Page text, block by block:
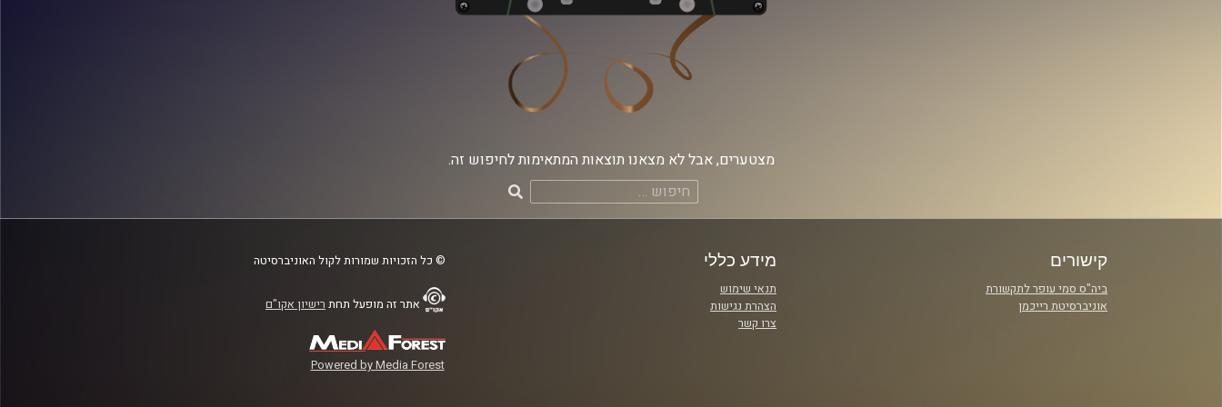
מצטערים, אבל לא מצאנו תוצאות המתאימות לחיפוש זה.
חיפוש:
קישורים
ביה"ס סמי עופר לתקשורת
אוניברסיטת רייכמן
מידע כללי
תנאי שימוש
הצהרת נגישות
צרו קשר
© כל הזכויות שמורות לקול האוניברסיטה
אתר זה מופעל תחת רישיון אקו"ם
Powered by Media Forest